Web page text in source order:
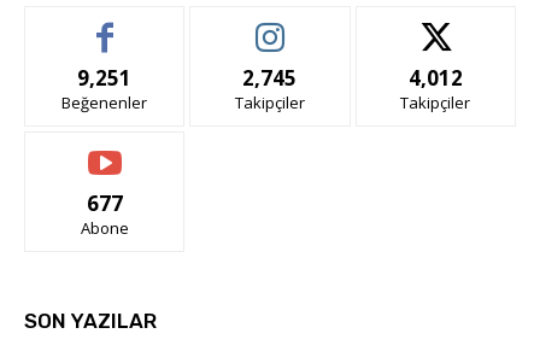
9,251
Beğenenler
2,745
Takipçiler
4,012
Takipçiler
677
Abone
SON YAZILAR